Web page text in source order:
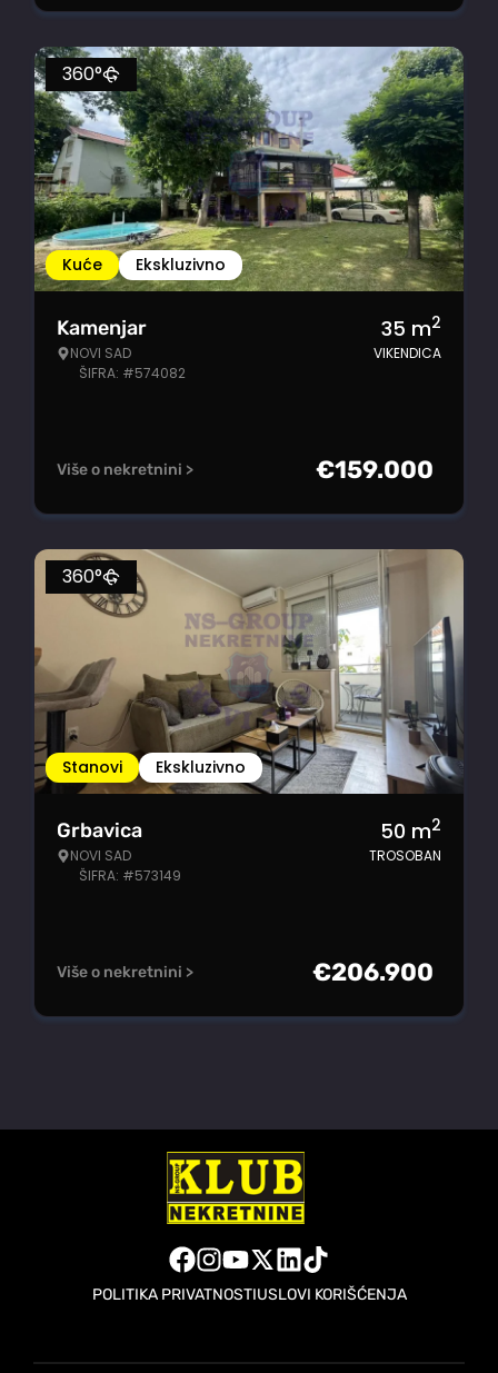
Kuće Ekskluzivno
360°
Kamenjar
NOVI SAD
ŠIFRA: #574082
35 m2
VIKENDICA
Više o nekretnini > €159.000
Stanovi Ekskluzivno
360°
Grbavica
NOVI SAD
ŠIFRA: #573149
50 m2
TROSOBAN
Više o nekretnini > €206.900
POLITIKA PRIVATNOSTIUSLOVI KORIŠĆENJA